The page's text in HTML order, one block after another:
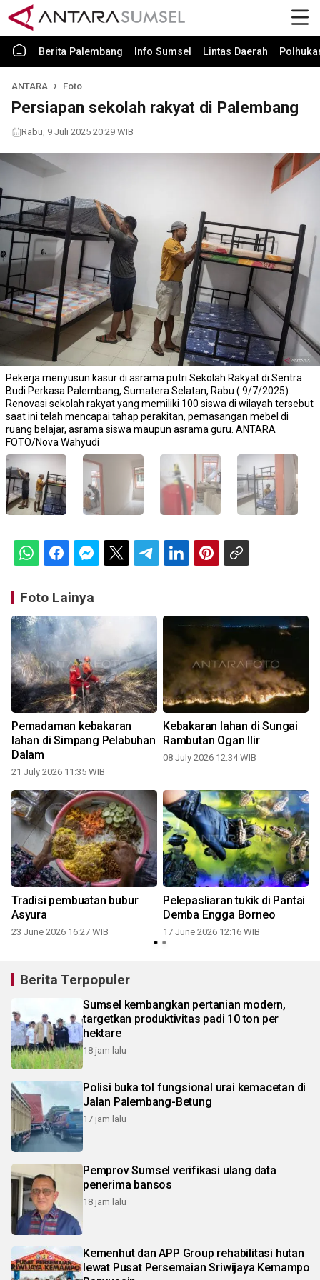
Berita Palembang Info Sumsel Lintas Daerah
ANTARA Foto
Persiapan sekolah rakyat di Palembang
Rabu, 9 Juli 2025 20:29 WIB
Pekerja menyusun kasur di asrama putri Sekolah Rakyat di Sentra
Budi Perkasa Palembang, Sumatera Selatan, Rabu ( 9/7/2025).
Renovasi sekolah rakyat yang memiliki 100 siswa di wilayah tersebut
saat ini telah mencapai tahap perakitan, pemasangan mebel di
ruang belajar, asrama siswa maupun asrama guru. ANTARA
FOTO/Nova Wahyudi
Foto Lainya
Pemadaman kebakaran
lahan di Simpang Pelabuhan
Dalam
21 July 2026 11:35 WIB
Kebakaran lahan di Sungai
Rambutan Ogan Ilir
08 July 2026 12:34 WIB
Tradisi pembuatan bubur
Asyura
23 June 2026 16:27 WIB
Pelepasliaran tukik di Pantai
Demba Engga Borneo
17 June 2026 12:16 WIB
Berita Terpopuler
Sumsel kembangkan pertanian modern,
targetkan produktivitas padi 10 ton per
hektare
18 jam lalu
Polisi buka tol fungsional urai kemacetan di
Jalan Palembang-Betung
17 jam lalu
Pemprov Sumsel verifikasi ulang data
penerima bansos
18 jam lalu
Kemenhut dan APP Group rehabilitasi hutan
lewat Pusat Persemaian Sriwijaya Kemampo